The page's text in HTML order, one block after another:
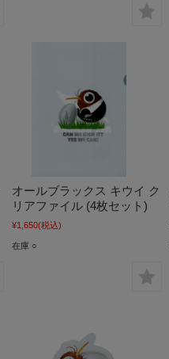
オールブラックス キウイ ク
リアファイル (4枚セット)
¥1,650(税込)
在庫 ○